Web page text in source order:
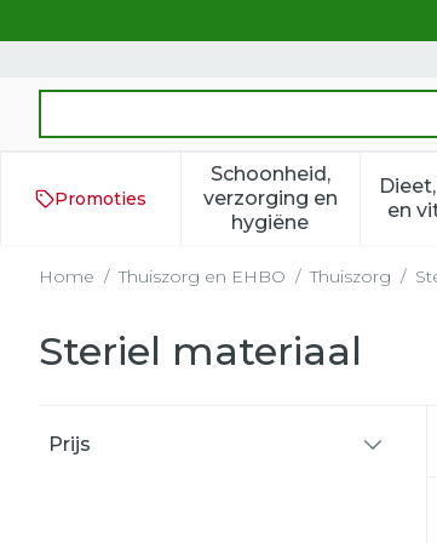
Promoties
Schoonheid,
verzorging en
hygiëne
Toon submenu
en
Home / Thuiszorg en EHBO / Thuiszorg /
Steriel materiaal
Prijs